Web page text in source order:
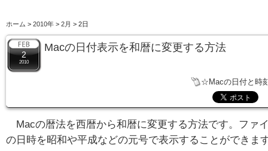
ホーム > 2010年 > 2月 > 2日
2
2010
Macの日付表示を和暦に変更する方法
☆Macの日付と時
Macの暦法を西暦から和暦に変更する方法です。ファ
の日時を昭和や平成などの元号で表示することができま